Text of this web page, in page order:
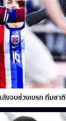
งจบช่วงเบรก ทีมชาติ